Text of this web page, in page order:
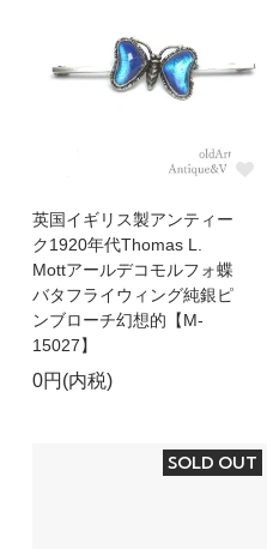
英国イギリス製アンティー
ク1920年代Thomas L.
Mottアールデコモルフォ蝶
バタフライウィング純銀ピ
ンブローチ幻想的【M-
15027】
0円(内税)
SOLD OUT